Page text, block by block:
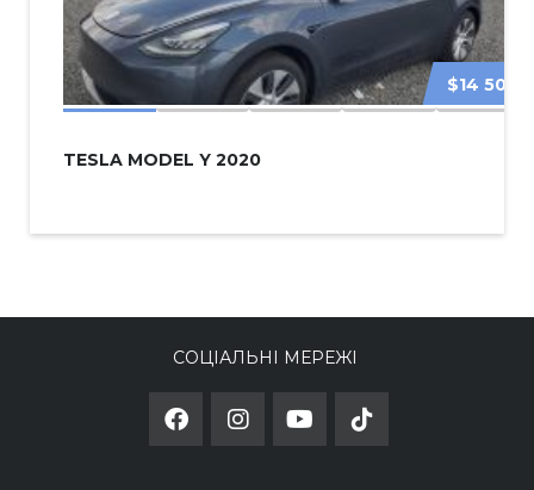
$14 500
TESLA MODEL Y 2020
СОЦІАЛЬНІ МЕРЕЖІ